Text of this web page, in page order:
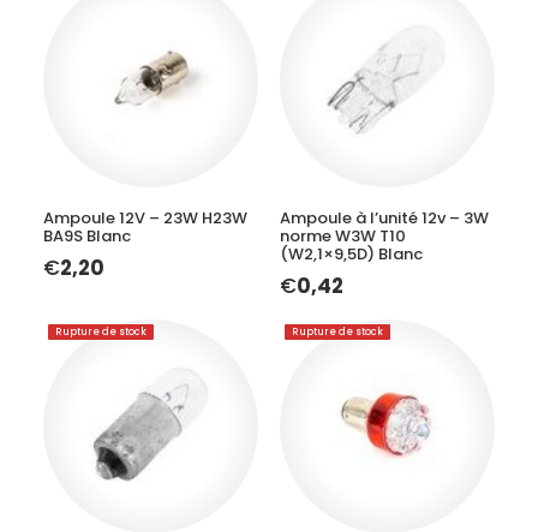
Ampoule 12V – 23W H23W
BA9S Blanc
€2,20
Ampoule à l’unité 12v – 3W
norme W3W T10
(W2,1×9,5D) Blanc
€0,42
Rupture de stock Rupture de stock